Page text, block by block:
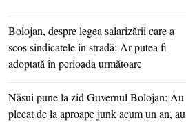
Bolojan, despre legea salarizării care a
scos sindicatele în stradă: Ar putea fi
adoptată în perioada următoare
Năsui pune la zid Guvernul Bolojan: Au
plecat de la aproape junk acum un an, au